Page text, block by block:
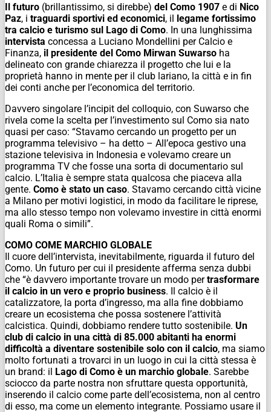
Il futuro (brillantissimo, si direbbe) del Como 1907 e di Nico
Paz, i traguardi sportivi ed economici, il legame fortissimo
tra calcio e turismo sul Lago di Como. In una lunghissima
intervista concessa a Luciano Mondellini per Calcio e
Finanza, il presidente del Como Mirwan Suwarso ha
delineato con grande chiarezza il progetto che lui e la
proprietà hanno in mente per il club lariano, la città e in fin
dei conti anche per l’economica del territorio.
Davvero singolare l’incipit del colloquio, con Suwarso che
rivela come la scelta per l’investimento sul Como sia nato
quasi per caso: “Stavamo cercando un progetto per un
programma televisivo – ha detto – All’epoca gestivo una
stazione televisiva in Indonesia e volevamo creare un
programma TV che fosse una sorta di documentario sul
calcio. L’Italia è sempre stata qualcosa che piaceva alla
gente. Como è stato un caso. Stavamo cercando città vicine
a Milano per motivi logistici, in modo da facilitare le riprese,
ma allo stesso tempo non volevamo investire in città enormi
quali Roma o simili”.
COMO COME MARCHIO GLOBALE
Il cuore dell’intervista, inevitabilmente, riguarda il futuro del
Como. Un futuro per cui il presidente afferma senza dubbi
che “è davvero importante trovare un modo pertrasformare
il calcio in un vero e proprio business. Il calcio è il
catalizzatore, la porta d’ingresso, ma alla fine dobbiamo
creare un ecosistema che possa sostenere l’attività
calcistica. Quindi, dobbiamo rendere tutto sostenibile. Un
club di calcio in una città di 85.000 abitanti ha enormi
difficoltà a diventare sostenibile solo con il calcio, ma siamo
molto fortunati a trovarci in un luogo in cui la città stessa è
un brand: il Lago di Como è un marchio globale. Sarebbe
sciocco da parte nostra non sfruttare questa opportunità,
inserendo il calcio come parte dell’ecosistema, non al centro
di esso, ma come un elemento integrante. Possiamo usare il